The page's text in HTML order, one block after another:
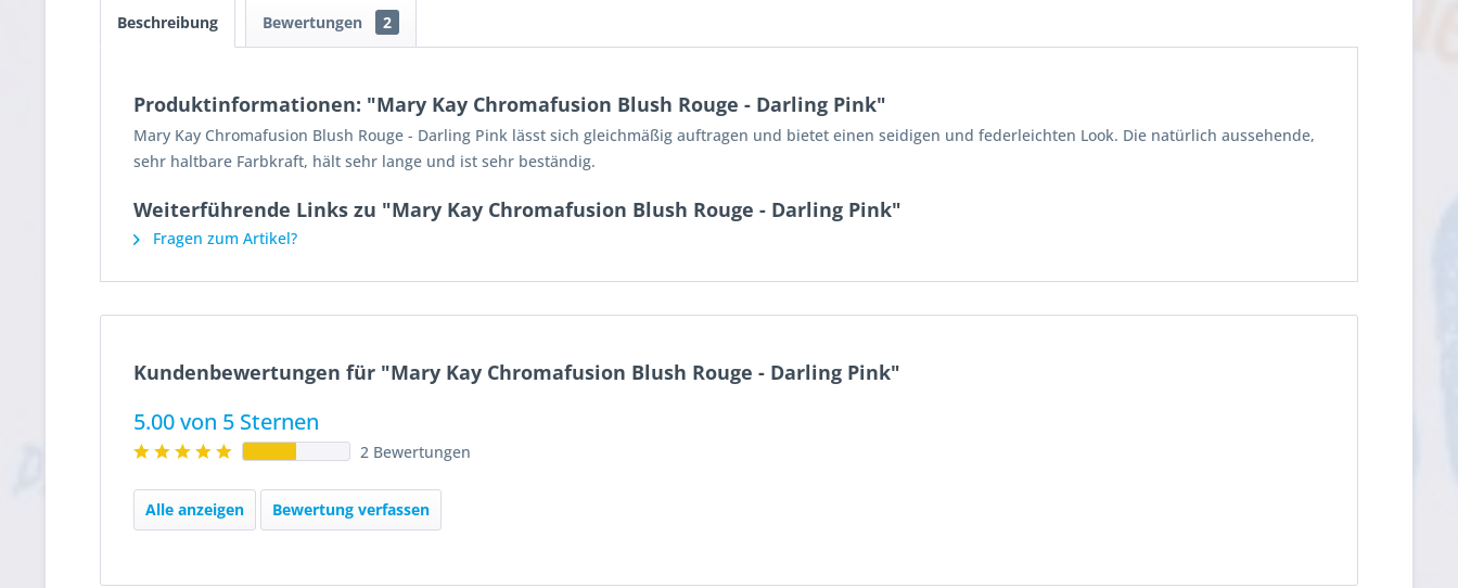
Beschreibung Bewertungen 2
Produktinformationen: "Mary Kay Chromafusion Blush Rouge - Darling Pink"
Mary Kay Chromafusion Blush Rouge - Darling Pink lässt sich gleichmäßig auftragen und bietet einen seidigen und federleichten Look. Die natürlich aussehende,
sehr haltbare Farbkraft, hält sehr lange und ist sehr beständig.
Weiterführende Links zu "Mary Kay Chromafusion Blush Rouge - Darling Pink"
Fragen zum Artikel?
Kundenbewertungen für "Mary Kay Chromafusion Blush Rouge - Darling Pink"
5.00 von 5 Sternen
2 Bewertungen
Alle anzeigen Bewertung verfassen